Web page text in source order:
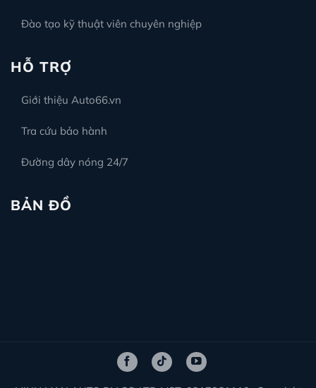
Đào tạo kỹ thuật viên chuyên nghiệp
HỖ TRỢ
Giới thiệu Auto66.vn
Tra cứu bảo hành
Đường dây nóng 24/7
BẢN ĐỒ